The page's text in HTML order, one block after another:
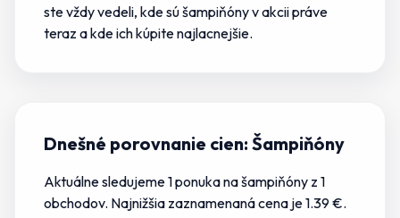
ste vždy vedeli, kde sú šampiňóny v akciipráve
teraz a kdeichkúpite najlacnejšie.
Dnešné porovnanie cien: Šampiňóny
Aktuálne sledujeme1ponukanašampiňóny z 1
obchodov. Najnižšia zaznamenaná cena je 1.39 €.